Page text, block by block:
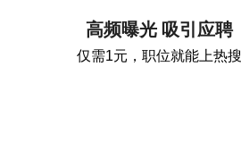
高频曝光 吸引应聘
仅需1元，职位就能上热搜